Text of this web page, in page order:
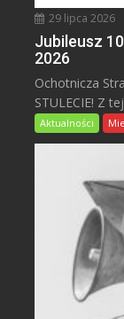
29 lipca 2026
Jubileusz
2026
Ochotnicza
STULECIE! Z
Aktualności